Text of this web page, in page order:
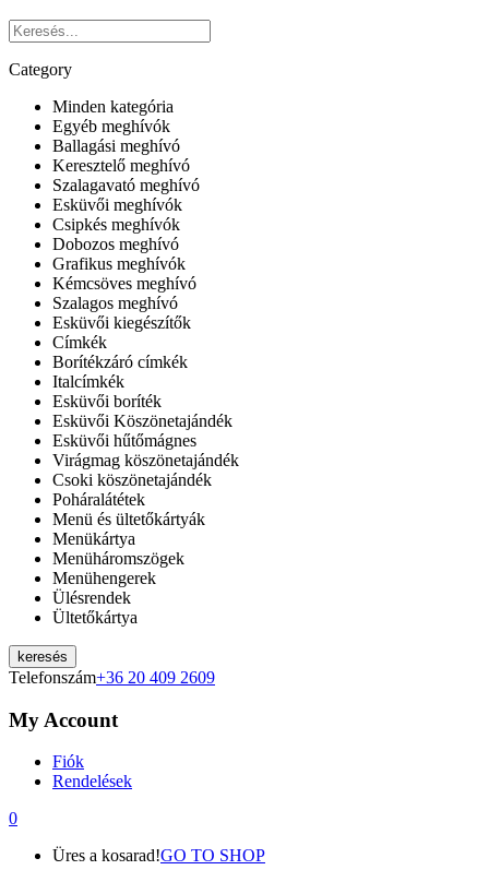
Category
Minden kategória
Egyéb meghívók
Ballagási meghívó
Keresztelő meghívó
Szalagavató meghívó
Esküvői meghívók
Csipkés meghívók
Dobozos meghívó
Grafikus meghívók
Kémcsöves meghívó
Szalagos meghívó
Esküvői kiegészítők
Címkék
Borítékzáró címkék
Italcímkék
Esküvői boríték
Esküvői Köszönetajándék
Esküvői hűtőmágnes
Virágmag köszönetajándék
Csoki köszönetajándék
Poháralátétek
Menü és ültetőkártyák
Menükártya
Menüháromszögek
Menühengerek
Ülésrendek
Ültetőkártya
keresés
Telefonszám+36 20 409 2609
My Account
Fiók
Rendelések
0
Üres a kosarad!GO TO SHOP